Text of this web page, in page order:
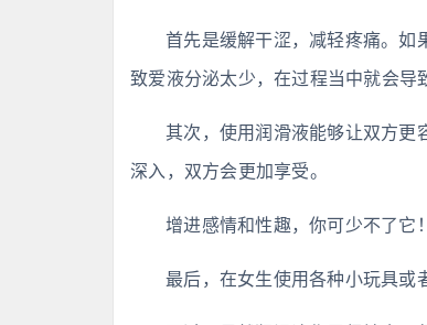
首先是缓解干涩，减轻疼痛。如
致爱液分泌太少，在过程当中就会导
其次，使用润滑液能够让双方更
深入，双方会更加享受。
增进感情和性趣，你可少不了它！
最后，在女生使用各种小玩具或